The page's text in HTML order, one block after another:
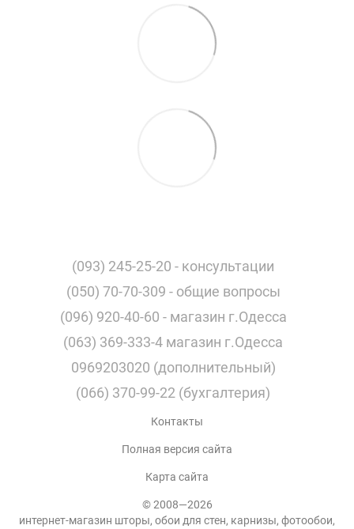
(093) 245-25-20 - консультации
(050) 70-70-309 - общие вопросы
(096) 920-40-60 - магазин г.Одесса
(063) 369-333-4 магазин г.Одесса
0969203020 (дополнительный)
(066) 370-99-22 (бухгалтерия)
Контакты
Полная версия сайта
Карта сайта
© 2008—2026
интернет-магазин шторы, обои для стен, карнизы, фотообои,